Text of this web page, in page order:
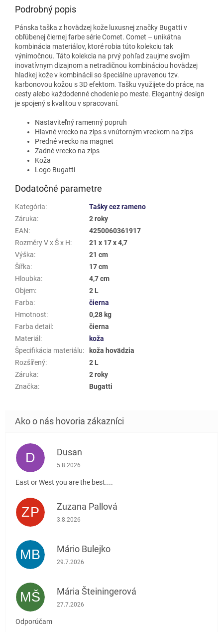
Podrobný popis
Pánska taška z hovädzej kože luxusnej značky Bugatti v
obľúbenej čiernej farbe série Comet. Comet – unikátna
kombinácia materiálov, ktoré robia túto kolekciu tak
výnimočnou. Táto kolekcia na prvý pohľad zaujme svojím
inovatívnym dizajnom a netradičnou kombináciou hovädzej
hladkej kože v kombinácii so špeciálne upravenou tzv.
karbonovou kožou s 3D efektom. Tašku využijete do práce, na
cesty alebo každodenné chodenie po meste. Elegantný design
je spojený s kvalitou v spracovaní.
Nastaviteľný ramenný popruh
Hlavné vrecko na zips s vnútorným vreckom na zips
Predné vrecko na magnet
Zadné vrecko na zips
Koža
Logo Bugatti
Dodatočné parametre
Kategória:
Tašky cez rameno
Záruka:
2 roky
EAN:
4250060361917
Rozměry V x Š x H:
21 x 17 x 4,7
Výška:
21 cm
Šířka:
17 cm
Hloubka:
4,7 cm
Objem:
2 L
Farba:
čierna
Hmotnost:
0,28 kg
Farba detail :
čierna
Materiál :
koža
Špecifikácia materiálu:
koža hovädzia
Rozšířený:
2 L
Záruka:
2 roky
Značka: Bugatti
D Dusan
Hodnotenie obchodu je 5 z 5 hviezdičiek.
5.8.2026
East or West you are the best....
ZP Zuzana Pallová
Hodnotenie obchodu je 5 z 5 hviezdičiek.
3.8.2026
MB Mário Bulejko
Hodnotenie obchodu je 5 z 5 hviezdičiek.
29.7.2026
MŠ Mária Šteiningerová
Hodnotenie obchodu je 5 z 5 hviezdičiek.
27.7.2026
Odporúčam